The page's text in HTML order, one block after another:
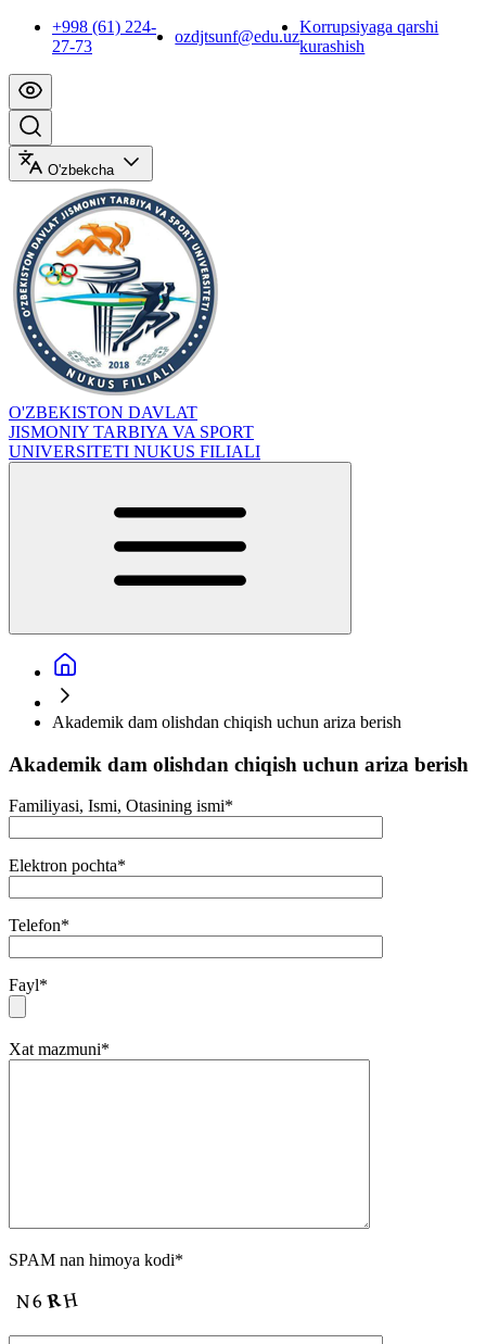
+998 (61) 224-
27-73
ozdjtsunf@edu.uz
Korrupsiyaga qarshi
kurashish
O'zbekcha
O'ZBEKISTON DAVLAT
JISMONIY TARBIYA VA SPORT
UNIVERSITETI NUKUS FILIALI
Akademik dam olishdan chiqish uchun ariza berish
Akademik dam olishdan chiqish uchun ariza berish
Familiyasi, Ismi, Otasining ismi*
Elektron pochta*
Telefon*
Fayl*
Xat mazmuni*
SPAM nan himoya kodi*